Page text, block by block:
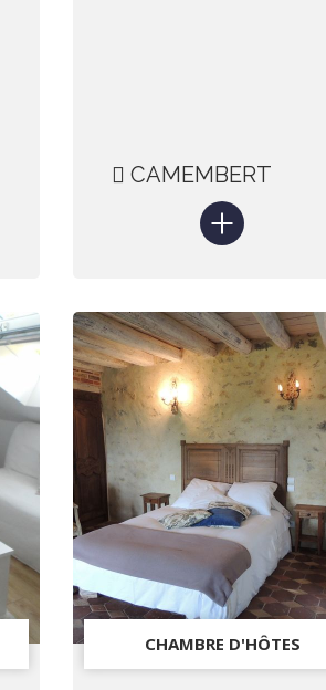
CAMEMBERT
CHAMBRE D'HÔTES